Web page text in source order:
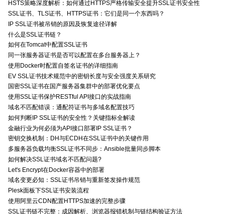
HSTS策略深度解析：如何通过HTTPS严格传输安全提升SSL证书安全性
SSL证书、TLS证书、HTTPS证书：它们是同一个东西吗？
IP SSL证书被吊销的原因及恢复途径详解
什么是SSL证书链？
如何在Tomcat中配置SSL证书
同一张服务器证书是否可以配置在多台服务器上？
使用Docker时配置自签名证书的详细指南
EV SSL证书技术规范中的密钥长度与安全强度关系研究
国密SSL证书在国产服务器集群中的部署优化要点
使用SSL证书保护RESTful API接口的实战指南
域名不匹配错误：通配符证书与多域名配置技巧
如何判断IP SSL证书的安全性？关键指标全解读
金融行业为何必须为API接口部署IP SSL证书？
密钥交换机制：DH与ECDH在SSL证书中的关键作用
多服务器负载均衡SSL证书不同步：Ansible批量同步脚本
如何解决SSL证书域名不匹配问题?
Let's Encrypt在Docker容器中的部署
域名变更必知：SSL证书吊销与重新签发操作规范
Plesk面板下SSL证书安装流程
使用阿里云CDN配置HTTPS加速的完整步骤
SSL证书链不完整：成因解析、浏览器报错机制与链结构验证方法